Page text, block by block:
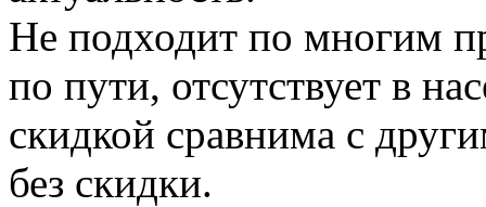
Не подходит по многим
по пути, отсутствует в
скидкой сравнима с
без скидки.